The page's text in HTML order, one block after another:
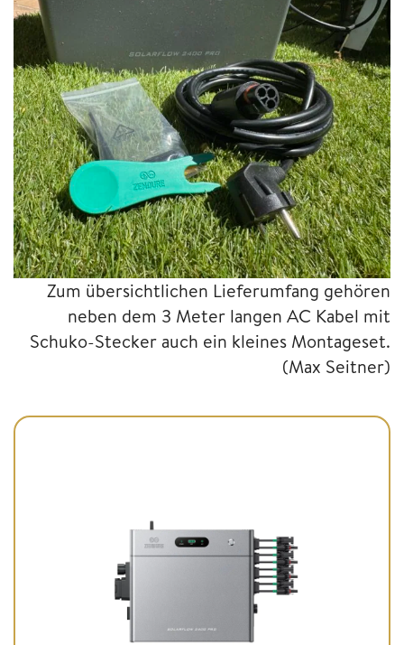
Zum übersichtlichen Lieferumfang gehören
neben dem 3 Meter langen AC Kabel mit
Schuko-Stecker auch ein kleines Montageset.
(Max Seitner)